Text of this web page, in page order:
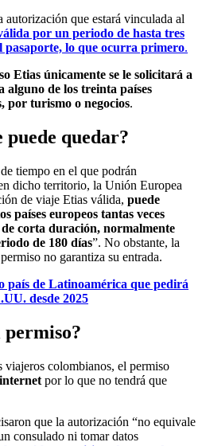
autorización que estará vinculada al
por un periodo de hasta tres
pasaporte, lo que ocurra primero.
Etias únicamente se le solicitará a
alguno de los treinta países
por turismo o negocios.
puede quedar?
tiempo en el que podrán
dicho territorio, la Unión Europea
de viaje Etias válida, puede
países europeos tantas veces
corta duración, normalmente
de 180 días”. No obstante, la
no garantiza su entrada.
país de Latinoamérica que pedirá
desde 2025
viajeros colombianos, el permiso
por lo que no tendrá que
que la autorización “no equivale
consulado ni tomar datos